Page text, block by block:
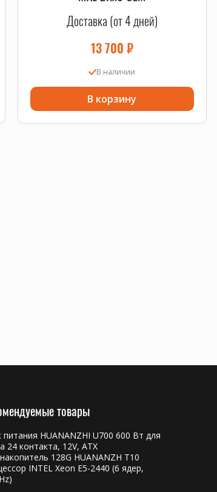
Доставка (от 4 дней)
13 700 ₽
В наличии
В корзину
товары
питания HUANANZHI U700 600 Вт для
24 контакта, 12V, ATX
128G HUANANZH T10
INTEL Xeon E5-2440 (6 ядер,